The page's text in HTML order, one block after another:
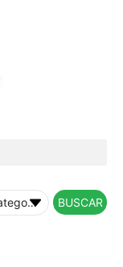
BUSCAR